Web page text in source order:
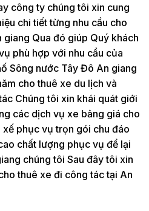
công ty chúng tôi xin cung
chi tiết từng nhu cầu cho
Qua đó giúp Quý khách
phù hợp với nhu cầu của
Sông nước Tây Đô An giang
cho thuê xe du lịch và
Chúng tôi xin khái quát giới
các dịch vụ xe bảng giá cho
phục vụ trọn gói chu đáo
chất lượng phục vụ để lại
chúng tôi Sau đây tôi xin
thuê xe đi công tác tại An